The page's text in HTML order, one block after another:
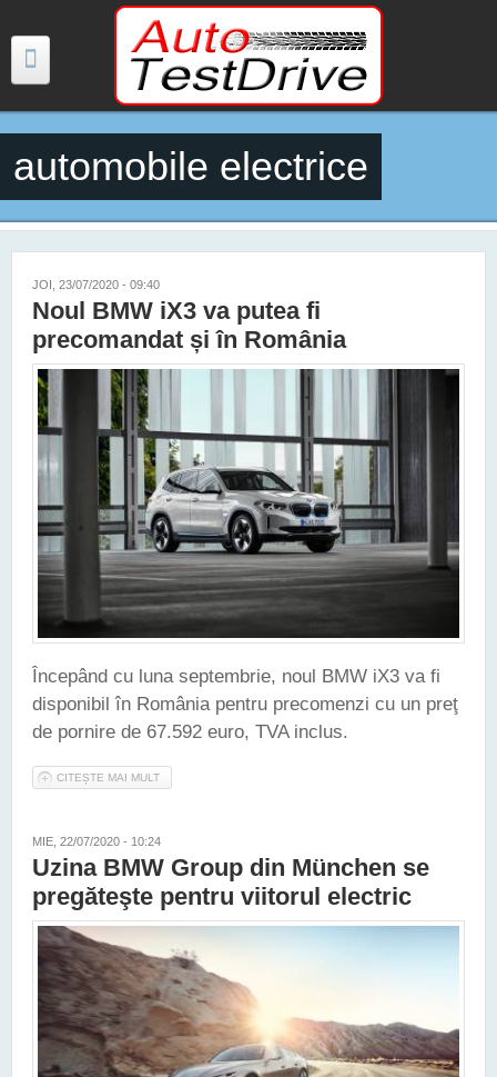
Mergi la conţinutul principal
TESTE
ŞTIRI
VIDEO
PREȚURI MODELE NOI
MAȘINI ELECTRICE ȘI HIBRID
CONTACT
automobile electrice
JOI, 23/07/2020 - 09:40
Noul BMW iX3 va putea fi
precomandat și în România
Începând cu luna septembrie, noul BMW iX3 va fi
disponibil în România pentru precomenzi cu un preţ
de pornire de 67.592 euro, TVA inclus.
CITEȘTE MAI MULT
MIE, 22/07/2020 - 10:24
Uzina BMW Group din München se
pregăteşte pentru viitorul electric